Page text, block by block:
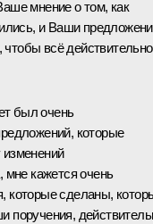
мнение о том, как
и Ваши
чтобы всё действительно
был очень
которые
мне кажется очень
которые сделаны,
поручения,